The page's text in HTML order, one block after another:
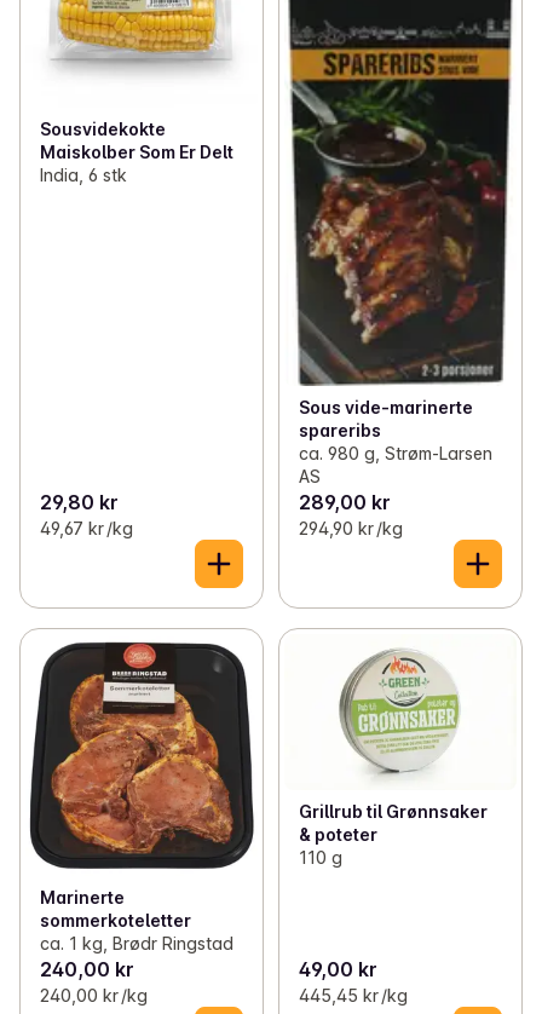
Sousvidekokte
Maiskolber Som Er Delt
India, 6 stk
29,80 kr
49,67 kr /kg
Sous vide-marinerte
spareribs
ca. 980 g, Strøm-Larsen
AS
289,00 kr
294,90 kr /kg
Marinerte
sommerkoteletter
ca. 1 kg, Brødr Ringstad
240,00 kr
240,00 kr /kg
Grillrub til Grønnsaker
& poteter
110 g
49,00 kr
445,45 kr /kg